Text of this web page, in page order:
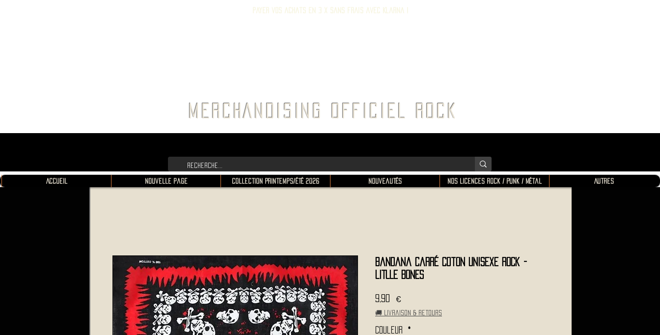
Payer vos achats en 3 x sans frais avec Klarna !
MERCHANDISING OFFICIEL ROCK
Accueil Nouvelle page Collection Printemps/Été 2026 Nouveautés Nos Licences Rock / Punk / Métal Autres
Bandana Carré Coton unisexe Rock -
LITLLE BONES
9,90 €
🚚 Livraison & retours
Couleur *